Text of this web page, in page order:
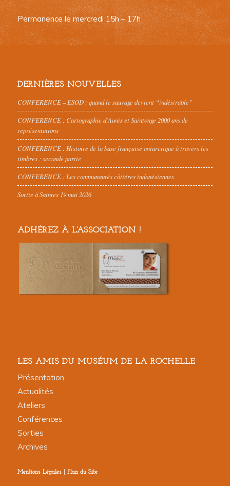
Permanence le mercredi 15h – 17h
DERNIÈRES NOUVELLES
CONFERENCE – ESOD : quand le sauvage devient “indésirable”
CONFERENCE : Cartographie d’Aunis et Saintonge 2000 ans de
représentations
CONFERENCE : Histoire de la base française antarctique à travers les
timbres : seconde partie
CONFERENCE : Les communautés côtières indonésiennes
Sortie à Saintes 19 mai 2026
ADHÉREZ À L’ASSOCIATION !
LES AMIS DU MUSÉUM DE LA ROCHELLE
Présentation
Actualités
Ateliers
Conférences
Sorties
Archives
Mentions Légales| Plan du Site